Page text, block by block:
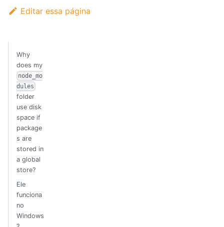
Editar essa página
Why
does my
node_mo
dules
folder
use disk
space if
package
s are
stored in
a global
store?
Ele
funciona
no
Windows